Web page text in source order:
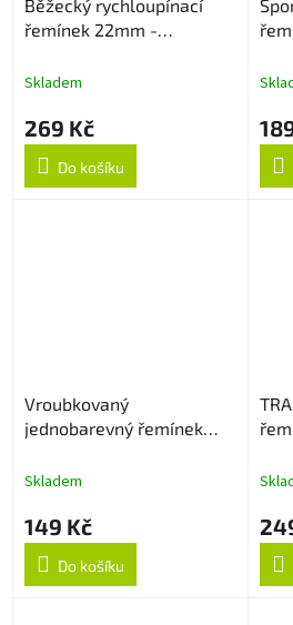
Běžecký rychloupínací
řemínek 22mm -
Skladem
269 Kč
Do košíku
Vroubkovaný
jednobarevný řemínek
Skladem
149 Kč
Do košíku